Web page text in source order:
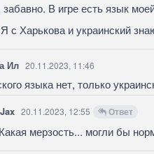
забавно. В игре есть язык
с Харькова и украинский
Ил 20.11.2023, 11:46
языка нет, только
Jax 20.11.2023, 12:55 Ответ
Какая мерзость... могли бы